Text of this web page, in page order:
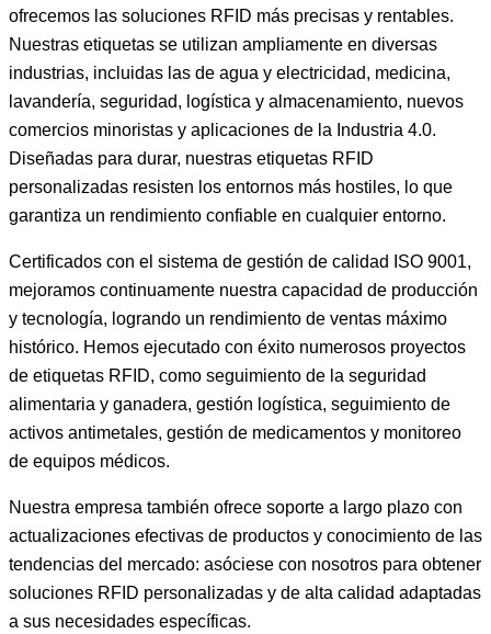
ofrecemos las soluciones RFID más precisas y rentables.
Nuestras etiquetas se utilizan ampliamente en diversas
industrias, incluidas las de agua y electricidad, medicina,
lavandería, seguridad, logística y almacenamiento, nuevos
comercios minoristas y aplicaciones de la Industria 4.0.
Diseñadas para durar, nuestras etiquetas RFID
personalizadas resisten los entornos más hostiles, lo que
garantiza un rendimiento confiable en cualquier entorno.
Certificados con el sistema de gestión de calidad ISO 9001,
mejoramos continuamente nuestra capacidad de producción
y tecnología, logrando un rendimiento de ventas máximo
histórico. Hemos ejecutado con éxito numerosos proyectos
de etiquetas RFID, como seguimiento de la seguridad
alimentaria y ganadera, gestión logística, seguimiento de
activos antimetales, gestión de medicamentos y monitoreo
de equipos médicos.
Nuestra empresa también ofrece soporte a largo plazo con
actualizaciones efectivas de productos y conocimiento de las
tendencias del mercado: asóciese con nosotros para obtener
soluciones RFID personalizadas y de alta calidad adaptadas
a sus necesidades específicas.